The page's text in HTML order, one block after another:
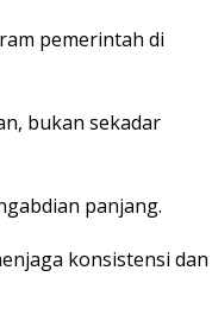
pemerintah di
bukan sekadar
panjang.
konsistensi dan